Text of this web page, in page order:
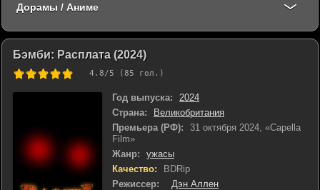
Бэмби: Расплата (2024)
4.8/5 (85 гол.)
Год выпуска:
2024
Страна:
Великобритания
Премьера (РФ):
31 октября 2024, «Capella
Film»
Жанр:
ужасы
Качество:
BDRip
Режиссер:
Дэн Аллен
Дорамы / Аниме